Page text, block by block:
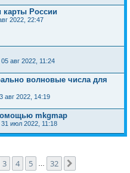
карты России
2022, 22:47
05 авг 2022, 11:24
волновые числа для
авг 2022, 14:19
mkgmap
31 июл 2022, 11:18
1 из
3 4 5 32